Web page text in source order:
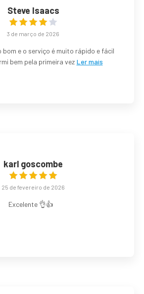
Steve Isaacs
3 de março de 2026
bom e o serviço é muito rápido e fácil
bem pela primeira vez Ler mais
karl goscombe
25 de fevereiro de 2026
Excelente 👌👍